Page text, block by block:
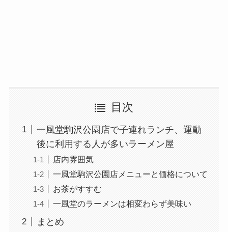
目次
一風堂駒沢公園店で子連れランチ、運動
後に利用する人が多いラーメン屋
店内雰囲気
一風堂駒沢公園店メニューと価格について
お茶がすすむ
一風堂のラーメンは相変わらず美味い
まとめ